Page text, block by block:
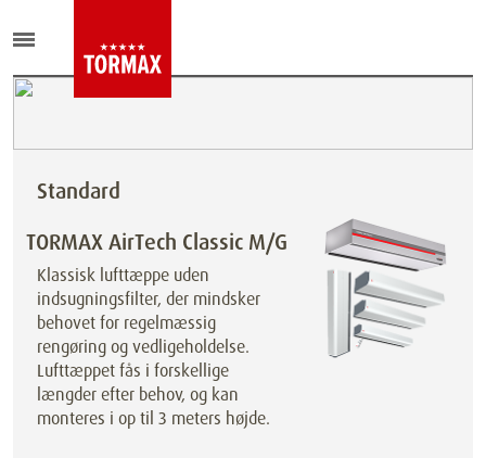
Standard
TORMAX AirTech Classic M/G
Klassisk lufttæppe uden
indsugningsfilter, der mindsker
behovet for regelmæssig
rengøring og vedligeholdelse.
Lufttæppet fås i forskellige
længder efter behov, og kan
monteres i op til 3 meters højde.